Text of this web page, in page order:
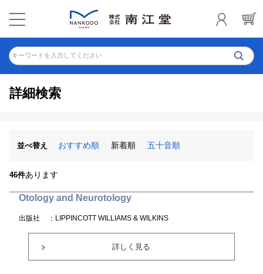
キーワードを入力してください
詳細検索
並べ替え おすすめ順 新着順 五十音順
46件あります
Otology and Neurotology
出版社 ：LIPPINCOTT WILLIAMS & WILKINS
詳しく見る